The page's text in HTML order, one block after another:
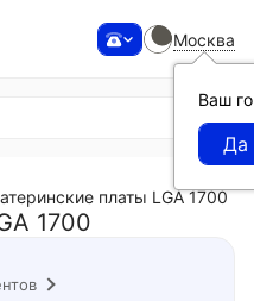
Москва
Ваш
платы LGA 1700
1700